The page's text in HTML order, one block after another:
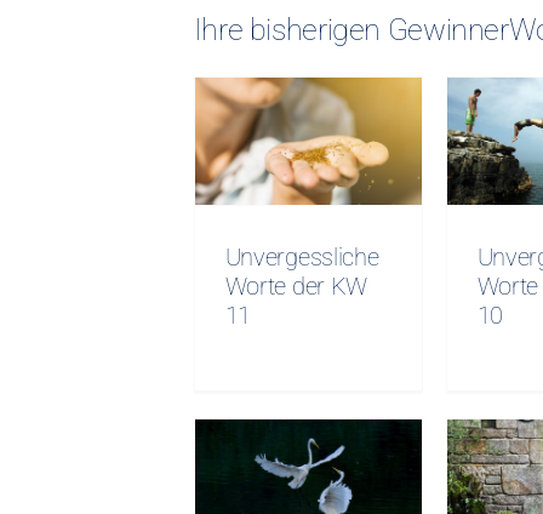
Ihre bisherigen
Unvergessliche
Worte der KW
11
Unvergessliche
Worte der KW
11
10
Unvergessliche